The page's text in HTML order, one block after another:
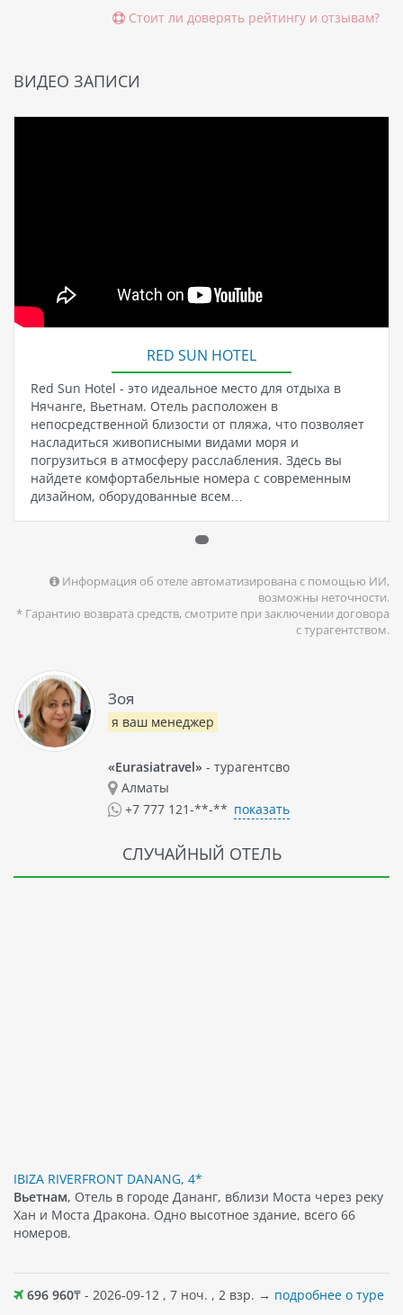
Стоит ли доверять рейтингу и отзывам?
ВИДЕО ЗАПИСИ
RED SUN HOTEL
Red Sun Hotel - это идеальное место для отдыха в
Нячанге, Вьетнам. Отель расположен в
непосредственной близости от пляжа, что позволяет
насладиться живописными видами моря и
погрузиться в атмосферу расслабления. Здесь вы
найдете комфортабельные номера с современным
дизайном, оборудованные всем…
Информация об отеле автоматизирована с помощью ИИ,
возможны неточности.
* Гарантию возврата средств, смотрите при заключении договора
с турагентством.
Зоя
я ваш менеджер
«Eurasiatravel» - турагентсво
Алматы
+7 777 121-**-** показать
СЛУЧАЙНЫЙ ОТЕЛЬ
IBIZA RIVERFRONT DANANG, 4*
Вьетнам, Отель в городе Дананг, вблизи Моста через реку
Хан и Моста Дракона. Одно высотное здание, всего 66
номеров.
696 960₸ - 2026-09-12 , 7 ноч. , 2 взр. → подробнее о туре